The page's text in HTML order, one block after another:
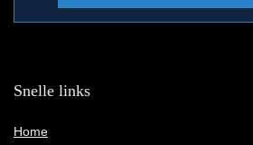
Snelle links
Home